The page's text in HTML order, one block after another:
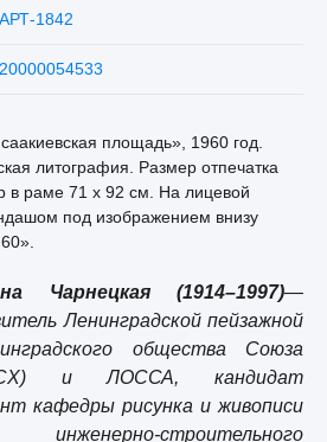
АРТ-1842
20000054533
площадь», 1960 год.
литография. Размер отпечатка
в раме 71 х 92 см. На лицевой
под изображением внизу
Чарнецкая (1914–1997)—
Ленинградской пейзажной
общества Союза
и ЛОССА, кандидат
кафедры рисунка и живописи
инженерно-строительного